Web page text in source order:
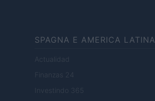
SPAGNA E AMERICA LATINA
Actualidad
Finanzas 24
Investindo 365